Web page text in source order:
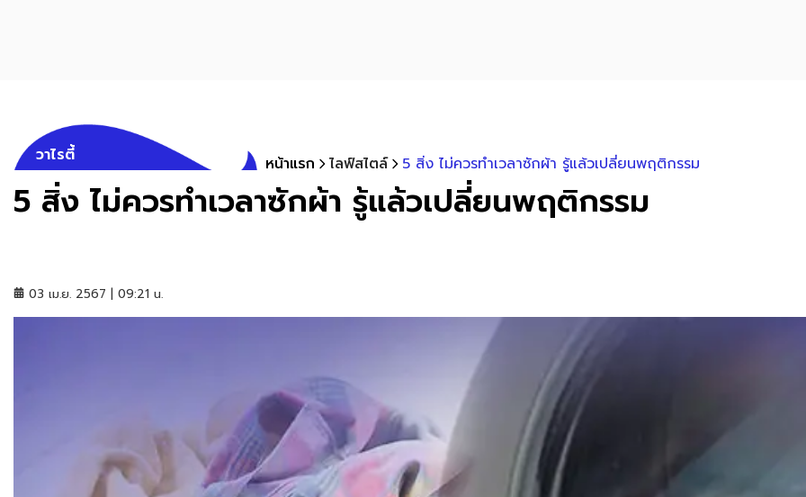
วาไรตี้ หน้าแรก ไลฟ์สไตล์ 5 สิ่ง ไม่ควรทำเวลาซักผ้า รู้แล้วเปลี่ยนพฤติกรรม
5 สิ่ง ไม่ควรทำเวลาซักผ้า รู้แล้วเปลี่ยนพฤติกรรม
03 เม.ย. 2567 | 09:21 น.